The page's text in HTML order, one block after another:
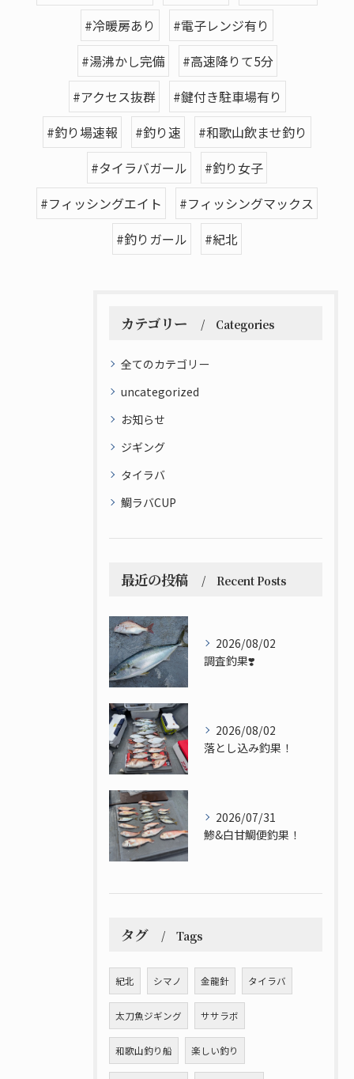
#冷暖房あり
#電子レンジ有り
#湯沸かし完備
#高速降りて5分
#アクセス抜群
#鍵付き駐車場有り
#釣り場速報
#釣り速
#和歌山飲ませ釣り
#タイラバガール
#釣り女子
#フィッシングエイト
#フィッシングマックス
#釣りガール
#紀北
カテゴリー Categories
全てのカテゴリー
uncategorized
お知らせ
ジギング
タイラバ
鯛ラバCUP
最近の投稿 Recent Posts
2026/08/02
調査釣果❣️
2026/08/02
落とし込み釣果！
2026/07/31
鯵&白甘鯛便釣果！
タグ Tags
紀北 シマノ 金龍針 タイラバ
太刀魚ジギング ササラボ
和歌山釣り船 楽しい釣り